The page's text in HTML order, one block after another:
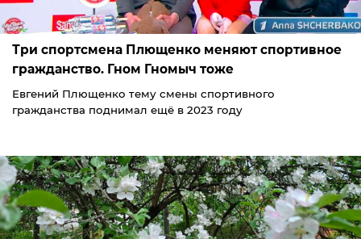
Три спортсмена Плющенко меняют спортивное
гражданство. Гном Гномыч тоже
Евгений Плющенко тему смены спортивного
гражданства поднимал ещё в 2023 году